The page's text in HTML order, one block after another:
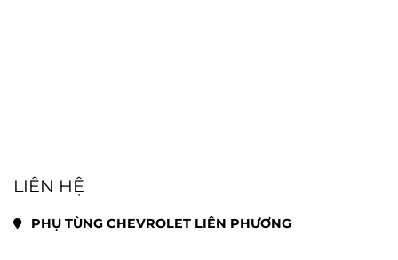
LIÊN HỆ
PHỤ TÙNG CHEVROLET LIÊN PHƯƠNG